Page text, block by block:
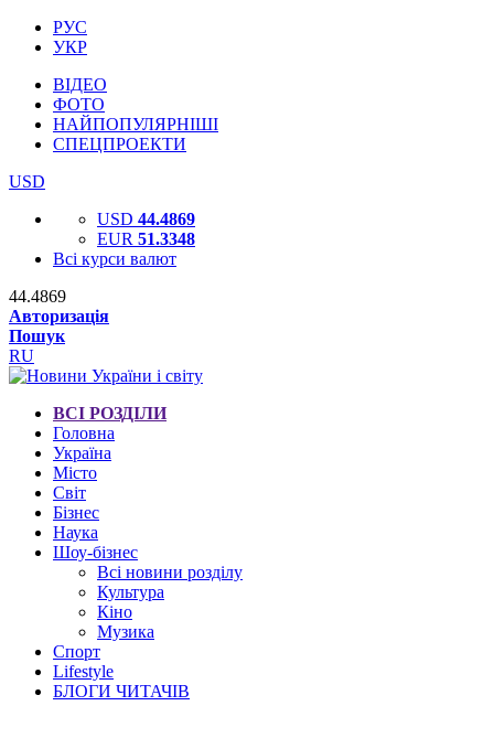
РУС
УКР
ВІДЕО
ФОТО
НАЙПОПУЛЯРНІШІ
СПЕЦПРОЕКТИ
USD
USD 44.4869
EUR 51.3348
Всі курси валют
44.4869
Авторизація
Пошук
RU
ВСІ РОЗДІЛИ
Головна
Україна
Місто
Світ
Бізнес
Наука
Шоу-бізнес
Всі новини розділу
Культура
Кіно
Музика
Спорт
Lifestyle
БЛОГИ ЧИТАЧІВ